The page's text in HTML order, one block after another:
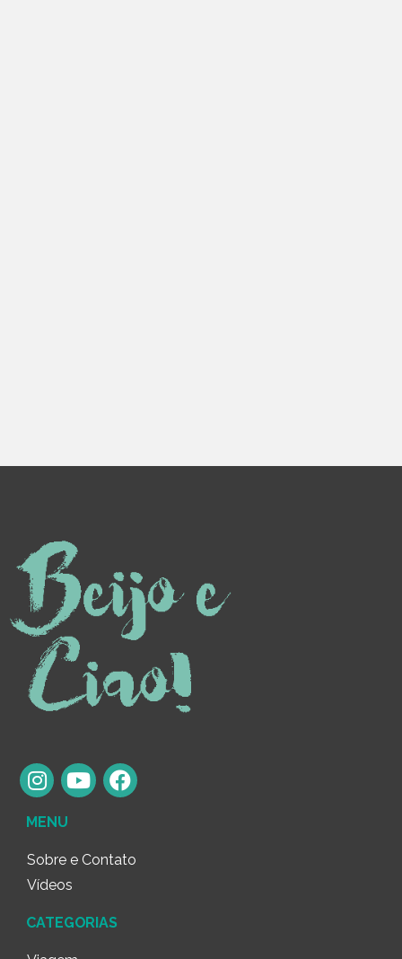
MENU
Sobre e Contato
Vídeos
CATEGORIAS